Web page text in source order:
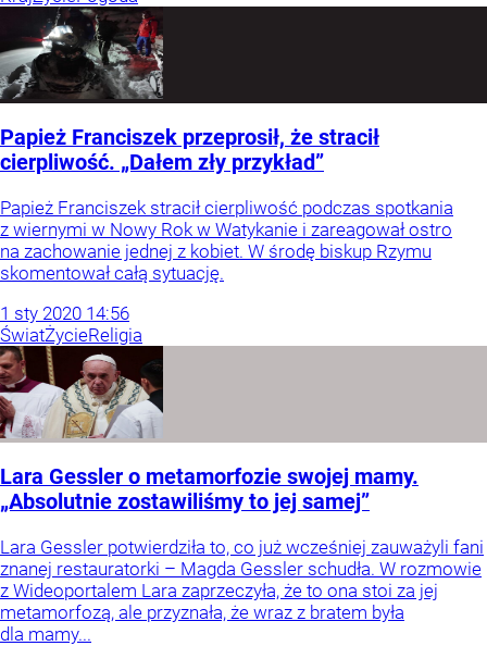
Papież Franciszek przeprosił, że stracił
cierpliwość. „Dałem zły przykład”
Papież Franciszek stracił cierpliwość podczas spotkania
z wiernymi w Nowy Rok w Watykanie i zareagował ostro
na zachowanie jednej z kobiet. W środę biskup Rzymu
skomentował całą sytuację.
1 sty 2020 14:56
ŚwiatŻycieReligia
Lara Gessler o metamorfozie swojej mamy.
„Absolutnie zostawiliśmy to jej samej”
Lara Gessler potwierdziła to, co już wcześniej zauważyli fani
znanej restauratorki – Magda Gessler schudła. W rozmowie
z Wideoportalem Lara zaprzeczyła, że to ona stoi za jej
metamorfozą, ale przyznała, że wraz z bratem była
dla mamy...